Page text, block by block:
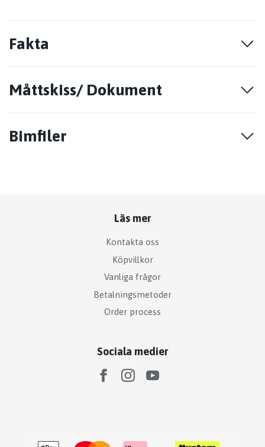
Fakta
Måttskiss/ Dokument
Bimfiler
Läs mer
Kontakta oss
Köpvillkor
Vanliga frågor
Betalningsmetoder
Order process
Sociala medier